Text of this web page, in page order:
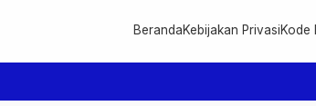
BerandaKebijakan PrivasiKode